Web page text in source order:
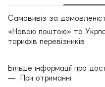
Самовивіз за
«Новою поштою» та
тарифів перевізників
Більше інформації про
При отриманні